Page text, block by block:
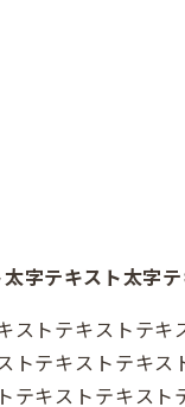
字テキスト太字
ストテキストテキ
トテキストテキス
テキストテキスト